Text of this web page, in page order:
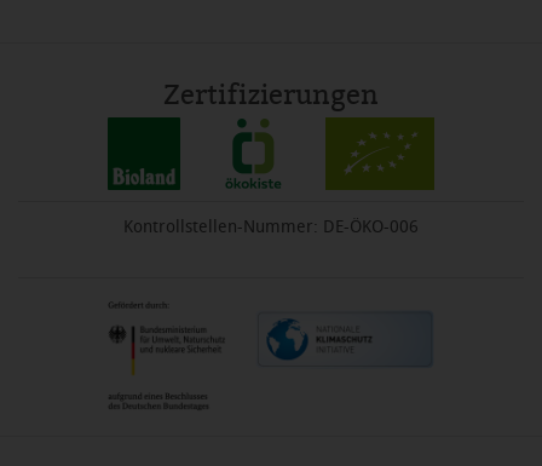
Zertifizierungen
Kontrollstellen-Nummer: DE-ÖKO-006